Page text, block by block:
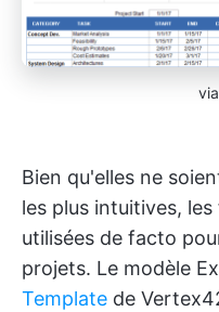
Bien qu'elles ne
les plus intuitives,
utilisées de facto
projets. Le modèle
Template de